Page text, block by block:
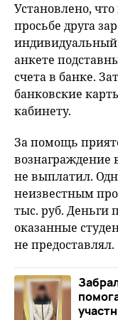
Установлено,
просьбе друга
анкете
счета в банке.
банковские
кабинету.
За помощь
вознаграждение
не выплатил.
неизвестным
тыс. руб. Деньги
оказанные
не предоставлял.